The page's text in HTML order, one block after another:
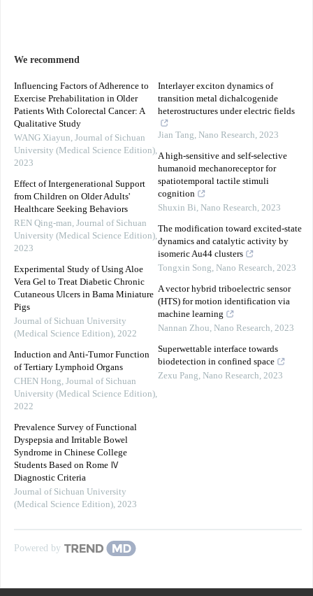
We recommend
Influencing Factors of Adherence to
Exercise Prehabilitation in Older
Patients With Colorectal Cancer: A
Qualitative Study
WANG Xiayun, Journal of Sichuan
University (Medical Science Edition),
2023
Effect of Intergenerational Support
from Children on Older Adults'
Healthcare Seeking Behaviors
REN Qing-man, Journal of Sichuan
University (Medical Science Edition),
2023
Experimental Study of Using Aloe
Vera Gel to Treat Diabetic Chronic
Cutaneous Ulcers in Bama Miniature
Pigs
Journal of Sichuan University
(Medical Science Edition), 2022
Induction and Anti-Tumor Function
of Tertiary Lymphoid Organs
CHEN Hong, Journal of Sichuan
University (Medical Science Edition),
2022
Prevalence Survey of Functional
Dyspepsia and Irritable Bowel
Syndrome in Chinese College
Students Based on Rome Ⅳ
Diagnostic Criteria
Journal of Sichuan University
(Medical Science Edition), 2023
Interlayer exciton dynamics of
transition metal dichalcogenide
heterostructures under electric fields
Jian Tang, Nano Research, 2023
A high-sensitive and self-selective
humanoid mechanoreceptor for
spatiotemporal tactile stimuli
cognition
Shuxin Bi, Nano Research, 2023
The modification toward excited-state
dynamics and catalytic activity by
isomeric Au44 clusters
Tongxin Song, Nano Research, 2023
A vector hybrid triboelectric sensor
(HTS) for motion identification via
machine learning
Nannan Zhou, Nano Research, 2023
Superwettable interface towards
biodetection in confined space
Zexu Pang, Nano Research, 2023
Powered by